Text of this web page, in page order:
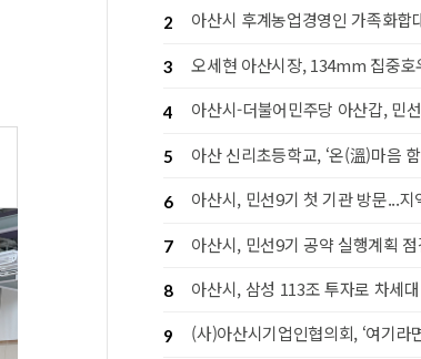
2 아산시 후계농업경영인 가족화합대회 성황…세대 잇
3 오세현 아산시장, 134mm 집중호우에 긴급재
4 아산시-더불어민주당 아산갑, 민선 9기 첫 당정협의회
5 아산 신리초등학교, ‘온(溫)마음 함께라면’ 기부행사
6 아산시, 민선9기 첫 기관 방문...지역 협력
7 아산시, 민선9기 공약 실행계획 점검…“기업투자·시민
8 아산시, 삼성 113조 투자로 차세대 디스플레이·고대역폭 메모리
9 (사)아산시기업인협의회, ‘여기라면’ 제1호 후원으